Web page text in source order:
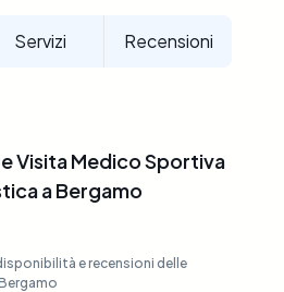
Servizi Recensioni
Visita Medico Sportiva
aBergamo
e recensioni delle